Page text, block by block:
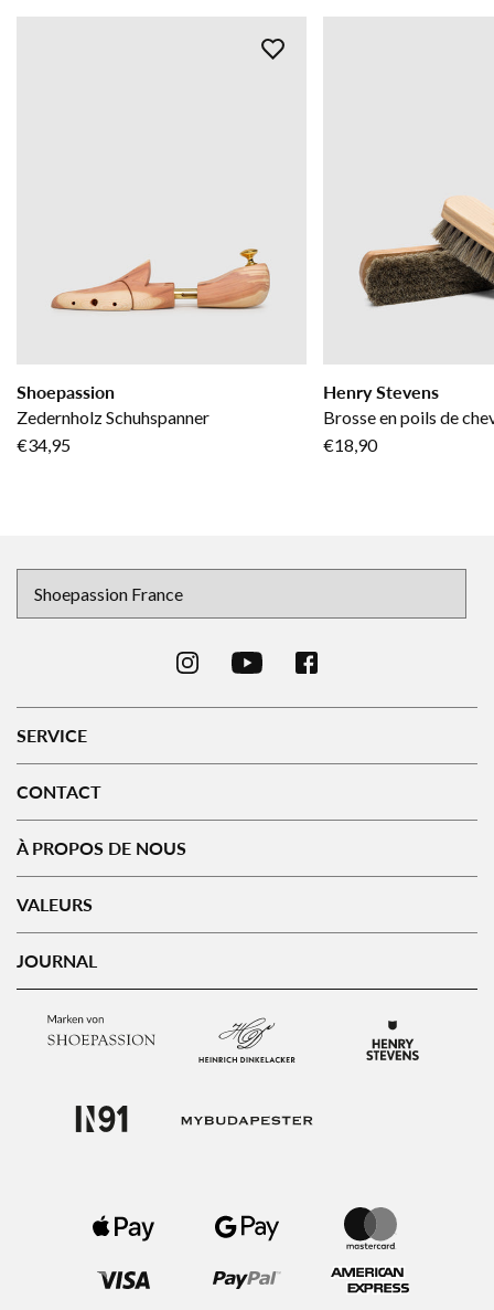
Shoepassion
Zedernholz Schuhspanner
€34,95
Henry Stevens
Brosse en poils de
€18,90
SERVICE
CONTACT
À PROPOS DE NOUS
VALEURS
JOURNAL